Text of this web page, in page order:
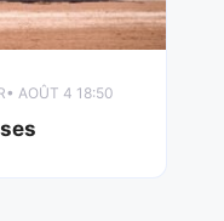
• AOÛT 4 18:50